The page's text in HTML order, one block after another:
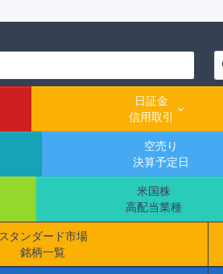
日証金
信用取引
空売り
決算予定日
米国株
高配当業種
スタンダード市場
銘柄一覧